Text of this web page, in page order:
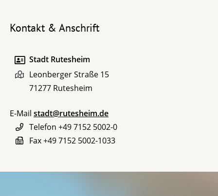
Kontakt & Anschrift
Stadt Rutesheim
Leonberger Straße 15
71277 Rutesheim
E-Mail stadt@rutesheim.de
Telefon +49 7152 5002-0
Fax+49 7152 5002-1033